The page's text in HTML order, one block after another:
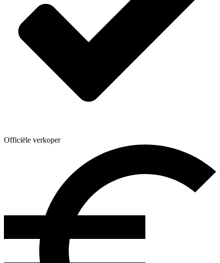
Officiële verkoper